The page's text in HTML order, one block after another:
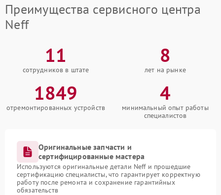
Преимущества сервисного центра
Neff
11
сотрудников в штате
8
лет на рынке
1849
отремонтированных устройств
4
минимальный опыт работы
специалистов
Оригинальные запчасти и
сертифицированные мастера
Используются оригинальные детали Neff и прошедшие
сертификацию специалисты, что гарантирует корректную
работу после ремонта и сохранение гарантийных
обязательств